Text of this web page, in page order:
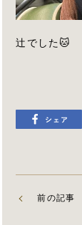
辻でした🐱
前の記事